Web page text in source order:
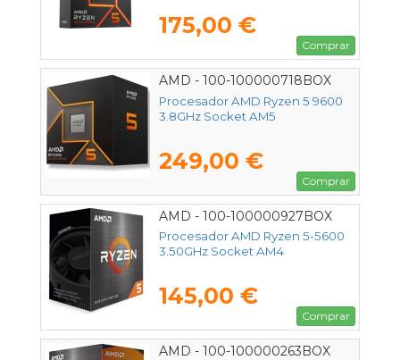
175,00 €
Comprar
AMD - 100-100000718BOX
Procesador AMD Ryzen 5 9600
3.8GHz Socket AM5
249,00 €
Comprar
AMD - 100-100000927BOX
Procesador AMD Ryzen 5-5600
3.50GHz Socket AM4
145,00 €
Comprar
AMD - 100-100000263BOX